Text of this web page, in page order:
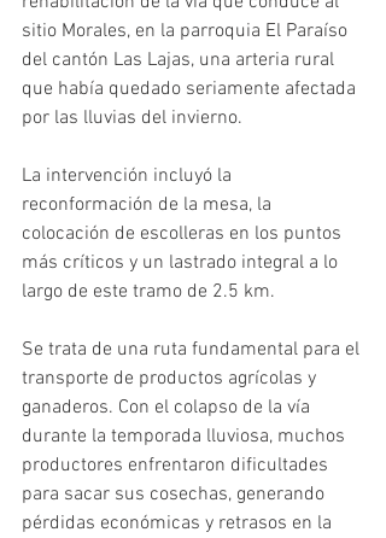
sitio Morales, en la parroquia El Paraíso
del cantón Las Lajas, una arteria rural
que había quedado seriamente afectada
por las lluvias del invierno.
La intervención incluyó la
reconformación de la mesa, la
colocación de escolleras en los puntos
más críticos y un lastrado integral a lo
largo de este tramo de 2.5 km.
Se trata de una ruta fundamental para el
transporte de productos agrícolas y
ganaderos. Con el colapso de la vía
durante la temporada lluviosa, muchos
productores enfrentaron dificultades
para sacar sus cosechas, generando
pérdidas económicas y retrasos en la